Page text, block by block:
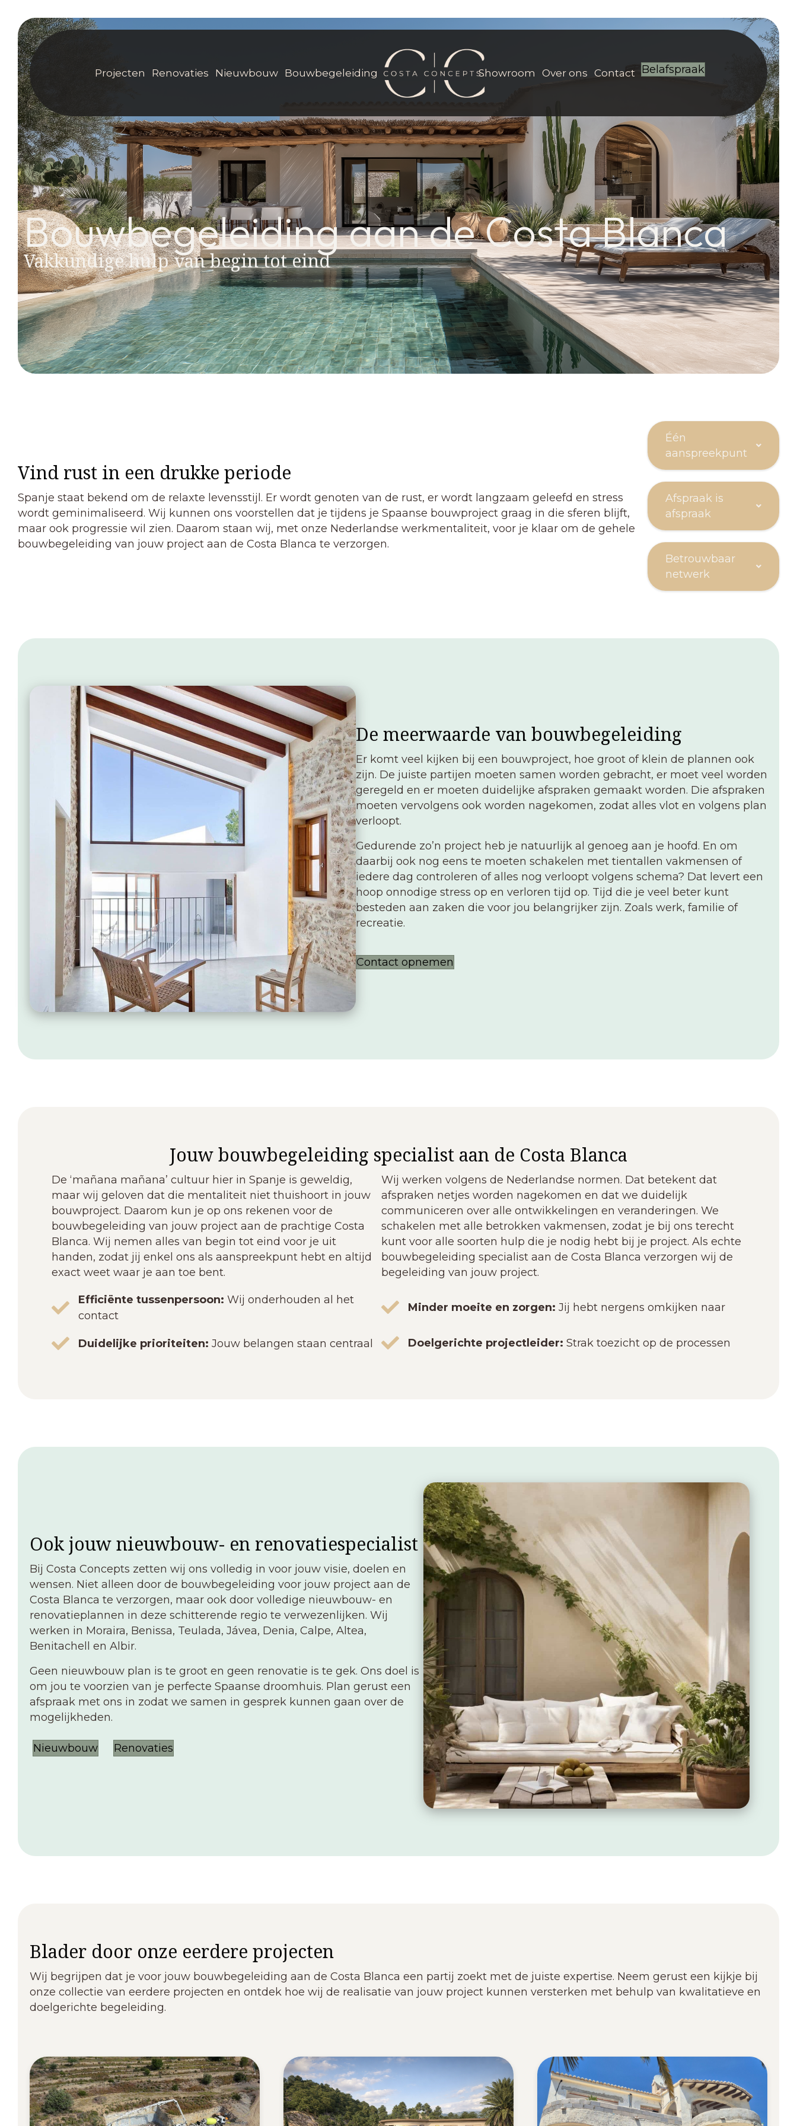
Projecten Renovaties Nieuwbouw Bouwbegeleiding Showroom Over ons Contact Belafspraak
Bouwbegeleiding aan de Costa Blanca
Vakkundige hulp van begin tot eind
Vind rust in een drukke periode
Spanje staat bekend om de relaxte levensstijl. Er wordt genoten van de rust, er wordt langzaam geleefd en stress
wordt geminimaliseerd. Wij kunnen ons voorstellen dat je tijdens je Spaanse bouwproject graag in die sferen blijft,
maar ook progressie wil zien. Daarom staan wij, met onze Nederlandse werkmentaliteit, voor je klaar om de gehele
bouwbegeleiding van jouw project aan de Costa Blanca te verzorgen.
Één
aanspreekpunt
Afspraak is
afspraak
Betrouwbaar
netwerk
De meerwaarde van bouwbegeleiding
Er komt veel kijken bij een bouwproject, hoe groot of klein de plannen ook
zijn. De juiste partijen moeten samen worden gebracht, er moet veel worden
geregeld en er moeten duidelijke afspraken gemaakt worden. Die afspraken
moeten vervolgens ook worden nagekomen, zodat alles vlot en volgens plan
verloopt.
Gedurende zo’n project heb je natuurlijk al genoeg aan je hoofd. En om
daarbij ook nog eens te moeten schakelen met tientallen vakmensen of
iedere dag controleren of alles nog verloopt volgens schema? Dat levert een
hoop onnodige stress op en verloren tijd op. Tijd die je veel beter kunt
besteden aan zaken die voor jou belangrijker zijn. Zoals werk, familie of
recreatie.
Contact opnemen
Jouw bouwbegeleiding specialist aan de Costa Blanca
De ‘mañana mañana’ cultuur hier in Spanje is geweldig,
maar wij geloven dat die mentaliteit niet thuishoort in jouw
bouwproject. Daarom kun je op ons rekenen voor de
bouwbegeleiding van jouw project aan de prachtige Costa
Blanca. Wij nemen alles van begin tot eind voor je uit
handen, zodat jij enkel ons als aanspreekpunt hebt en altijd
exact weet waar je aan toe bent.
Efficiënte tussenpersoon: Wij onderhouden al het
contact
Duidelijke prioriteiten: Jouw belangen staan centraal
Wij werken volgens de Nederlandse normen. Dat betekent dat
afspraken netjes worden nagekomen en dat we duidelijk
communiceren over alle ontwikkelingen en veranderingen. We
schakelen met alle betrokken vakmensen, zodat je bij ons terecht
kunt voor alle soorten hulp die je nodig hebt bij je project. Als echte
bouwbegeleiding specialist aan de Costa Blanca verzorgen wij de
begeleiding van jouw project.
Minder moeite en zorgen: Jij hebt nergens omkijken naar
Doelgerichte projectleider: Strak toezicht op de processen
Ook jouw nieuwbouw- en renovatiespecialist
Bij Costa Concepts zetten wij ons volledig in voor jouw visie, doelen en
wensen. Niet alleen door de bouwbegeleiding voor jouw project aan de
Costa Blanca te verzorgen, maar ook door volledige nieuwbouw- en
renovatieplannen in deze schitterende regio te verwezenlijken. Wij
werken in Moraira, Benissa, Teulada, Jávea, Denia, Calpe, Altea,
Benitachell en Albir.
Geen nieuwbouw plan is te groot en geen renovatie is te gek. Ons doel is
om jou te voorzien van je perfecte Spaanse droomhuis. Plan gerust een
afspraak met ons in zodat we samen in gesprek kunnen gaan over de
mogelijkheden.
Nieuwbouw Renovaties
Blader door onze eerdere projecten
Wij begrijpen dat je voor jouw bouwbegeleiding aan de Costa Blanca een partij zoekt met de juiste expertise. Neem gerust een kijkje bij
onze collectie van eerdere projecten en ontdek hoe wij de realisatie van jouw project kunnen versterken met behulp van kwalitatieve en
doelgerichte begeleiding.